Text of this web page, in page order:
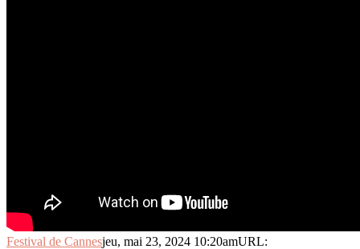
Festival de Cannesjeu, mai 23, 2024 10:20amURL: